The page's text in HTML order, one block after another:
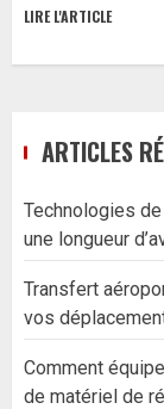
LIRE L'ARTICLE
ARTICLES
Technologies
une longueur
Transfert
vos
Comment
de matériel de